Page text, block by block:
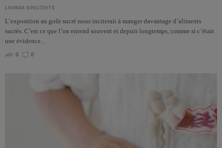
LAVINIA SINCOVITS
L’exposition au goût sucré nous inciterait à manger davantage d’aliments
sucrés. C’est ce que l’on entend souvent et depuis longtemps, comme si c’était
une évidence…
0
0